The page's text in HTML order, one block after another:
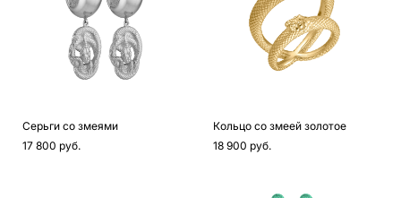
Серьги со змеями
17 800 pуб.
Кольцо со змеей золотое
18 900 pуб.